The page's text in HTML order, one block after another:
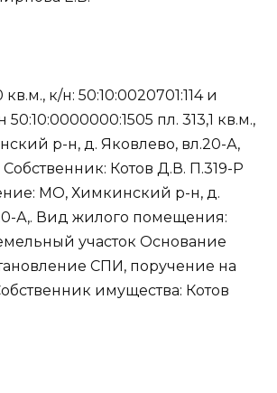
к/н: 50:10:0020701:114 и
пл. 313,1 кв.м.,
р-н, д. Яковлево, вл.20-А,
Котов Д.В. П.319-Р
МО, Химкинский р-н, д.
А,. Вид жилого помещения:
участок Основание
СПИ, поручение на
имущества: Котов